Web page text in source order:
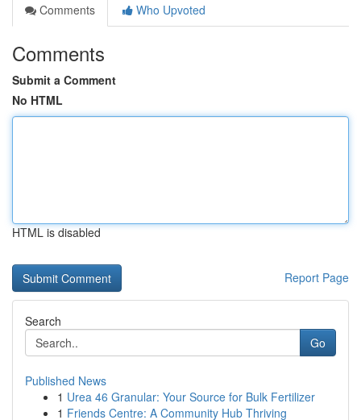
Comments
Who Upvoted
Comments
Submit a Comment
No HTML
HTML is disabled
Report Page
Search
Go
Published News
1 Urea 46 Granular: Your Source for Bulk Fertilizer
1 Friends Centre: A Community Hub Thriving